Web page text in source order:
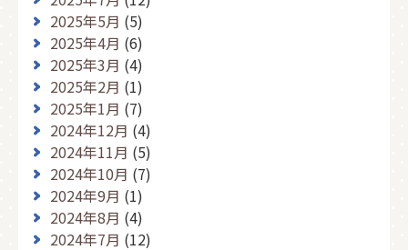
2025年5月 (5)
2025年4月 (6)
2025年3月 (4)
2025年2月 (1)
2025年1月 (7)
2024年12月 (4)
2024年11月 (5)
2024年10月 (7)
2024年9月 (1)
2024年8月 (4)
2024年7月 (12)